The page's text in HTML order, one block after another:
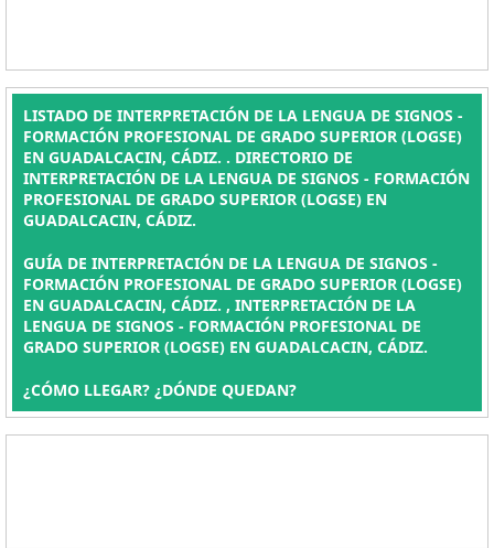
LISTADO DE INTERPRETACIÓN DE LA LENGUA DE SIGNOS -
FORMACIÓN PROFESIONAL DE GRADO SUPERIOR (LOGSE)
EN GUADALCACIN, CÁDIZ. . DIRECTORIO DE
INTERPRETACIÓN DE LA LENGUA DE SIGNOS - FORMACIÓN
PROFESIONAL DE GRADO SUPERIOR (LOGSE) EN
GUADALCACIN, CÁDIZ.
GUÍA DE INTERPRETACIÓN DE LA LENGUA DE SIGNOS -
FORMACIÓN PROFESIONAL DE GRADO SUPERIOR (LOGSE)
EN GUADALCACIN, CÁDIZ. , INTERPRETACIÓN DE LA
LENGUA DE SIGNOS - FORMACIÓN PROFESIONAL DE
GRADO SUPERIOR (LOGSE) EN GUADALCACIN, CÁDIZ.
¿CÓMO LLEGAR? ¿DÓNDE QUEDAN?